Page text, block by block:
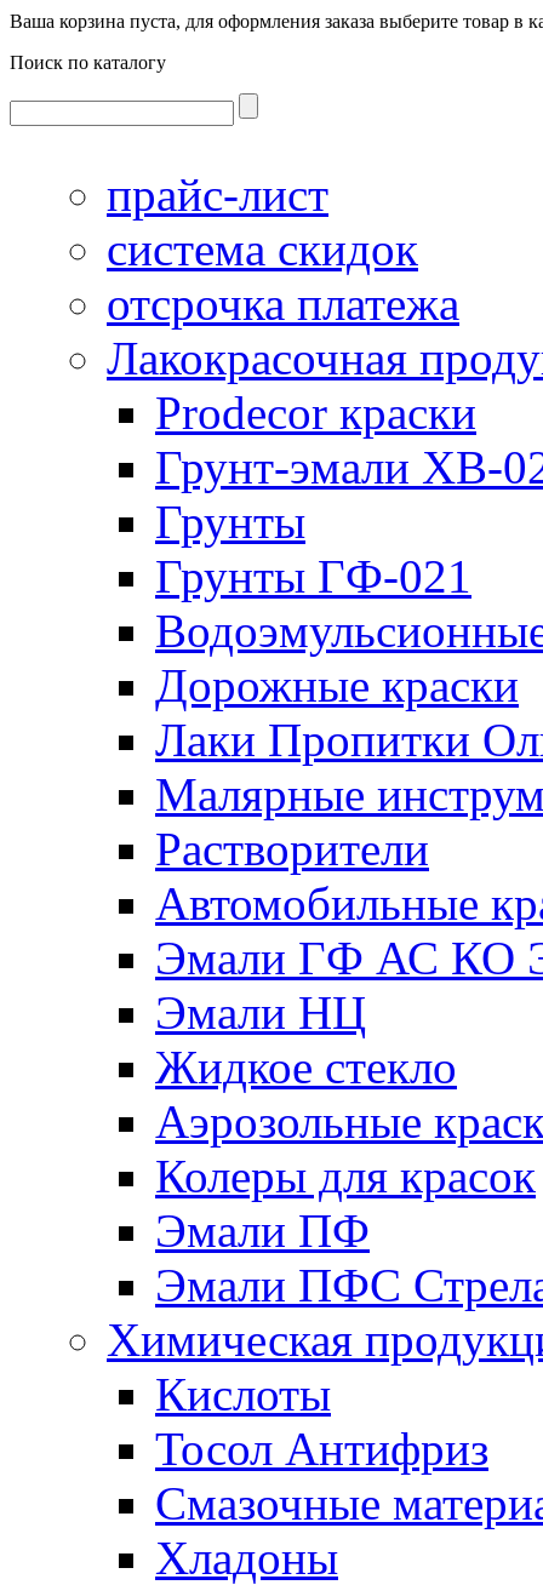
Ваша корзина пуста, для оформления заказа выберите товар в
Поиск по каталогу
прайс-лист
система скидок
отсрочка платежа
Лакокрасочная
Prodecor краски
Грунт-эмали ХВ-
Грунты
Грунты ГФ-021
Дорожные краски
Лаки Пропитки
Малярные
Растворители
Автомобильные
Эмали ГФ АС КО
Эмали НЦ
Жидкое стекло
Аэрозольные
Колеры для красок
Эмали ПФ
Эмали ПФС
Химическая
Кислоты
Тосол Антифриз
Смазочные
Хладоны